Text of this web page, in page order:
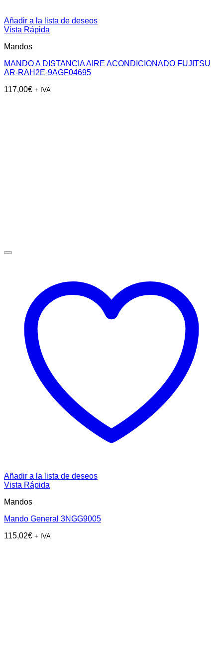
Añadir a la lista de deseos
Vista Rápida
Mandos
MANDO A DISTANCIA AIRE ACONDICIONADO FUJITSU
AR-RAH2E-9AGF04695
117,00€ + IVA
Añadir a la lista de deseos
Vista Rápida
Mandos
Mando General 3NGG9005
115,02€ + IVA